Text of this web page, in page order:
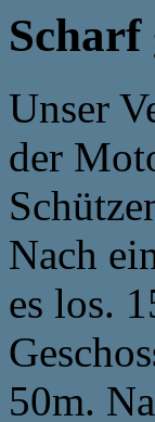
Scharf
Unser
der
Nach
es los.
50m.